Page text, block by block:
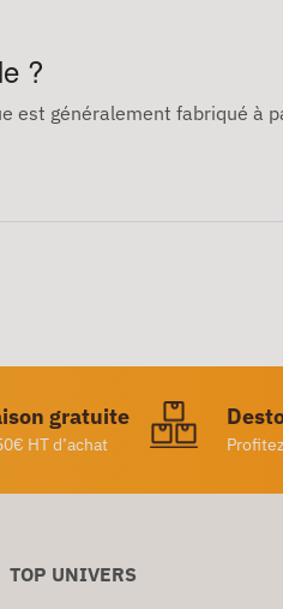
?
est généralement fabriqué à
gratuite
HT d’achat
TOP UNIVERS